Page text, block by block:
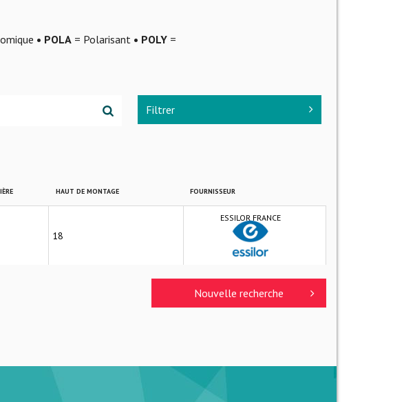
• POLA= Polarisant • POLY=
Filtrer
HAUT DE MONTAGE FOURNISSEUR
18
ESSILOR FRANCE
Nouvelle recherche